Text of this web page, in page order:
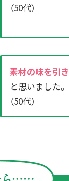
（50代）
素材の味を引
と思いました。
（50代）